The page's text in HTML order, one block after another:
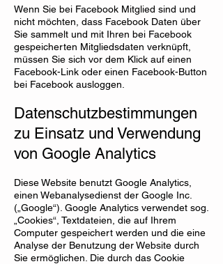
Wenn Sie bei Facebook Mitglied sind und
nicht möchten, dass Facebook Daten über
Sie sammelt und mit Ihren bei Facebook
gespeicherten Mitgliedsdaten verknüpft,
müssen Sie sich vor dem Klick auf einen
Facebook-Link oder einen Facebook-Button
bei Facebook ausloggen.
Datenschutzbestimmungen
zu Einsatz und Verwendung
von Google Analytics
Diese Website benutzt Google Analytics,
einen Webanalysedienst der Google Inc.
(„Google“). Google Analytics verwendet sog.
„Cookies“, Textdateien, die auf Ihrem
Computer gespeichert werden und die eine
Analyse der Benutzung der Website durch
Sie ermöglichen. Die durch das Cookie